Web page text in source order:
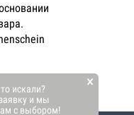
искали?
и мы
с выбором!
×